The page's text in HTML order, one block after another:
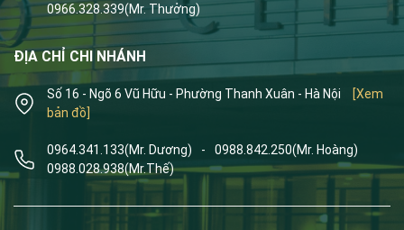
0966.328.339(Mr. Thưởng)
ĐỊA CHỈ CHI NHÁNH
Số 16 - Ngõ 6 Vũ Hữu - Phường Thanh Xuân - Hà Nội
[Xem
bản đồ]
0964.341.133(Mr. Dương) - 0988.842.250(Mr. Hoàng)
0988.028.938(Mr.Thế)